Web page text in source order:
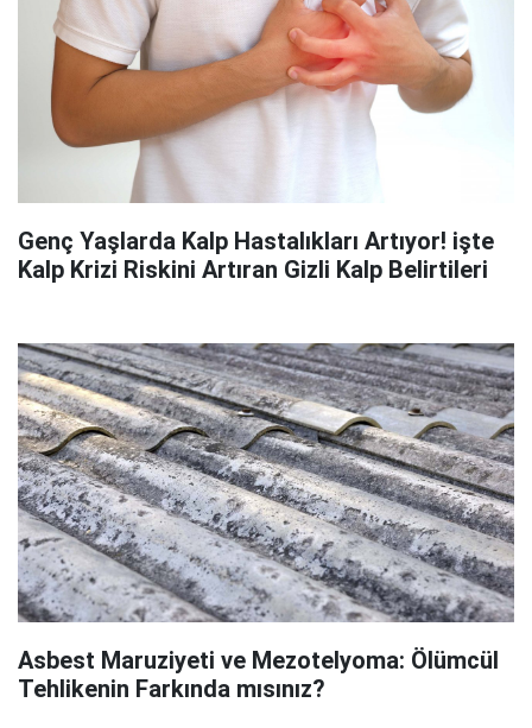
Genç Yaşlarda Kalp Hastalıkları Artıyor! işte
Kalp Krizi Riskini Artıran Gizli Kalp Belirtileri
Asbest Maruziyeti ve Mezotelyoma: Ölümcül
Tehlikenin Farkında mısınız?